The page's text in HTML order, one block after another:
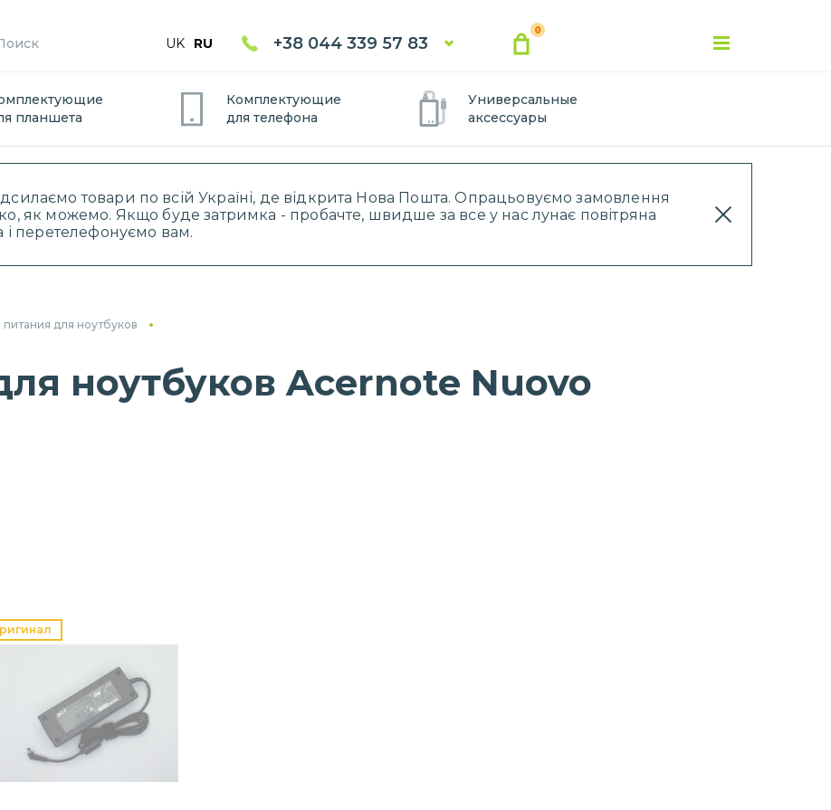
товари по всій Україні, де відкрита Нова Пошта. Опрацьовуємо замовлення
як можемо. Якщо буде затримка - пробачте, швидше за все у нас лунає повітряна
і перетелефонуємо вам.
UK RU +38 044 339 57 83
0
планшета
Комплектующие
для телефона
Универсальные
аксессуары
для ноутбуков
ноутбуков Acernote Nuovo